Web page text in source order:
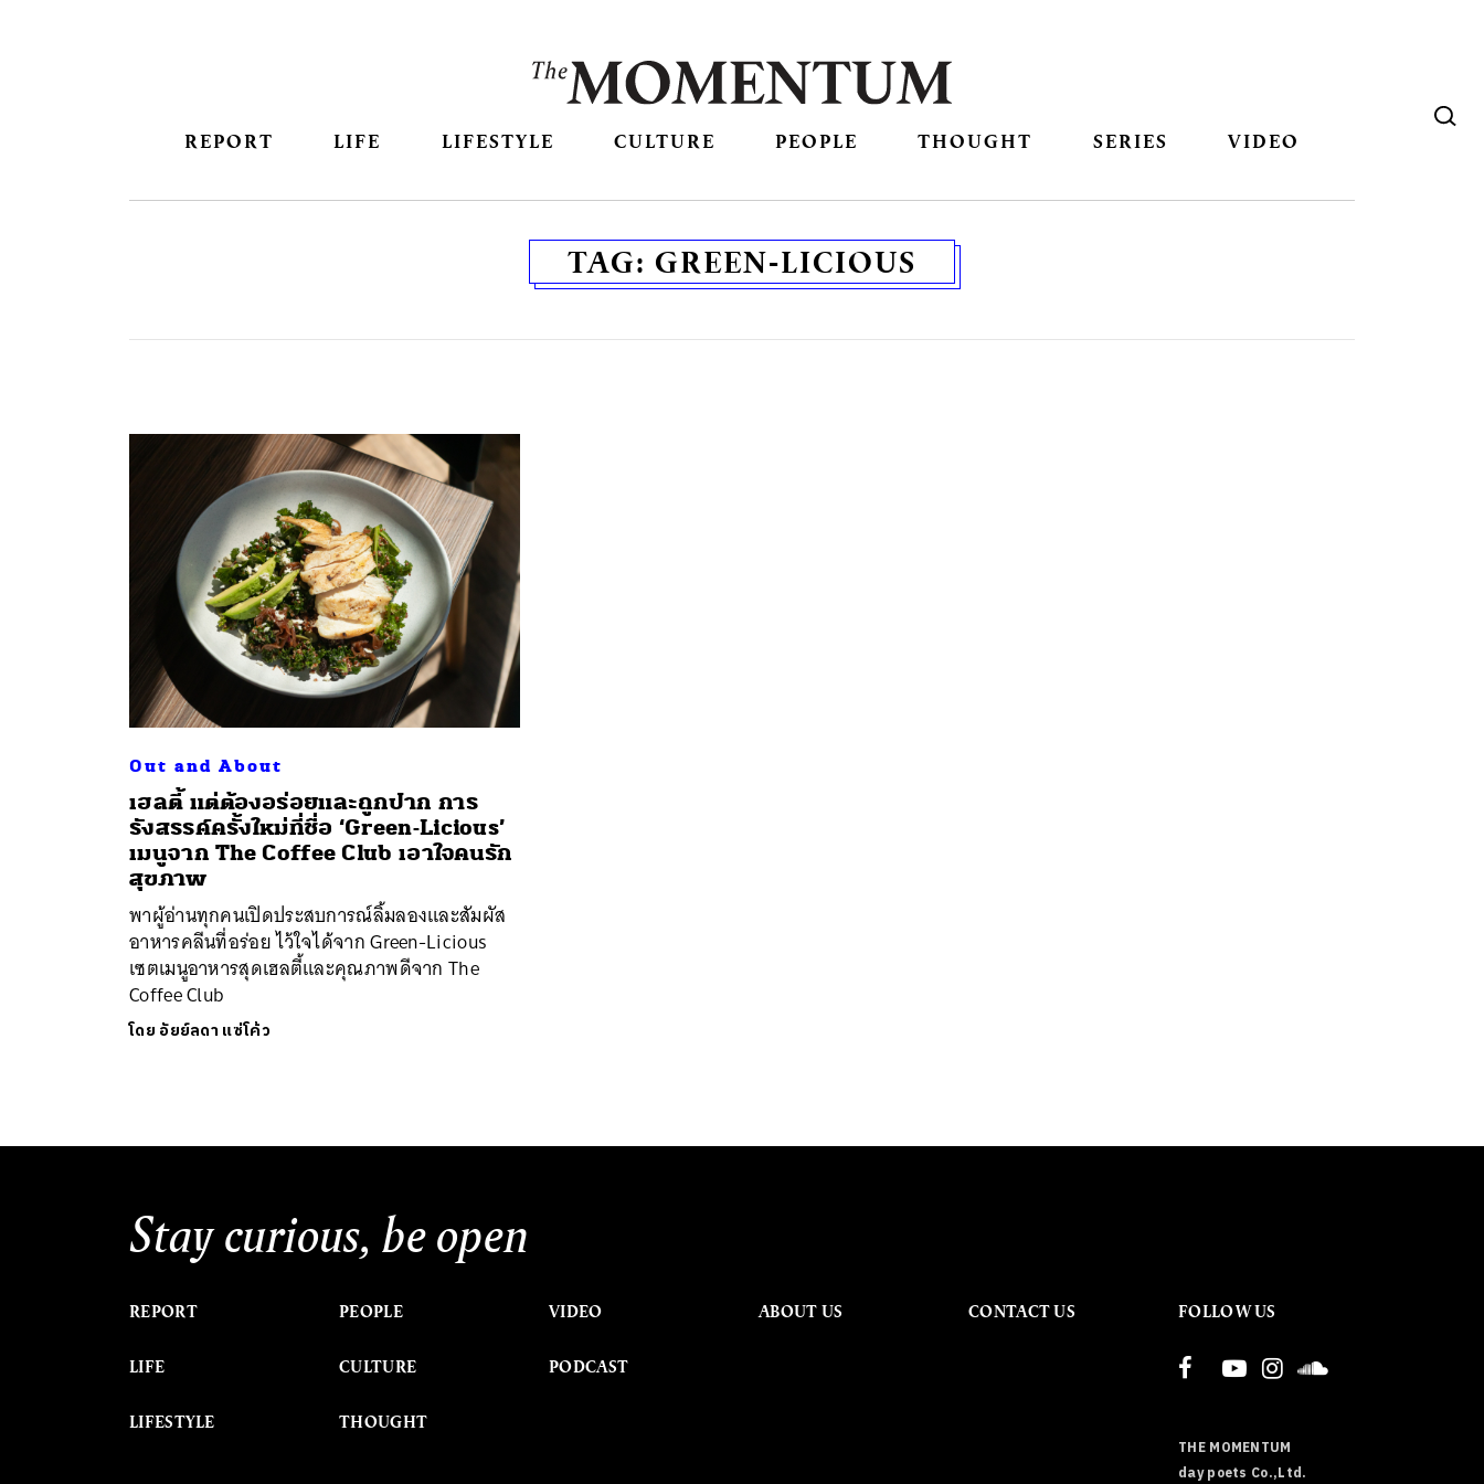
REPORT LIFE LIFESTYLE CULTURE PEOPLE THOUGHT SERIES VIDEO
TAG: GREEN-LICIOUS
Out and About
เฮลตี้ แต่ต้องอร่อยและถูกปาก การ
รังสรรค์ครั้งใหม่ที่ชื่อ ‘Green-Licious’
เมนูจาก The Coffee Club เอาใจคนรัก
สุขภาพ
พาผู้อ่านทุกคนเปิดประสบการณ์ลิ้มลองและสัมผัส
อาหารคลีนที่อร่อย ไว้ใจได้จาก Green-Licious
เซตเมนูอาหารสุดเฮลตี้และคุณภาพดีจาก The
Coffee Club
โดย อัยย์ลดา แซ่โค้ว
Stay curious, be open
REPORT
LIFE
LIFESTYLE
PEOPLE
CULTURE
THOUGHT
VIDEO
PODCAST
ABOUT US CONTACT US FOLLOW US
THE MOMENTUM
day poets Co.,Ltd.